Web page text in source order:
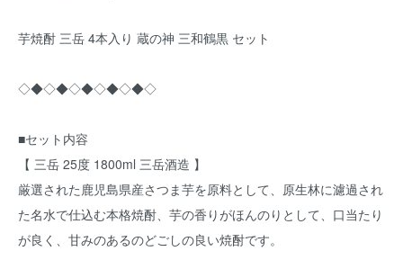
芋焼酎 三岳 4本入り 蔵の神 三和鶴黒 セット
◇◆◇◆◇◆◇◆◇◆◇
■セット内容
【 三岳 25度 1800ml 三岳酒造 】
厳選された鹿児島県産さつま芋を原料として、原生林に濾過され
た名水で仕込む本格焼酎、芋の香りがほんのりとして、口当たり
が良く、甘みのあるのどごしの良い焼酎です。